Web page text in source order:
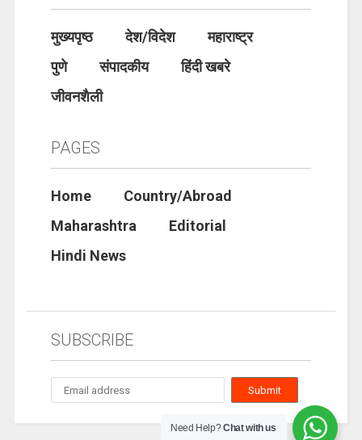
मुख्यपृष्ठ देश/विदेश
महाराष्ट्र
पुणे
संपादकीय
हिंदी खबरे
जीवनशैली
PAGES
Home
Country/Abroad
Maharashtra
Editorial
Hindi News
SUBSCRIBE
Need Help?Chat with us